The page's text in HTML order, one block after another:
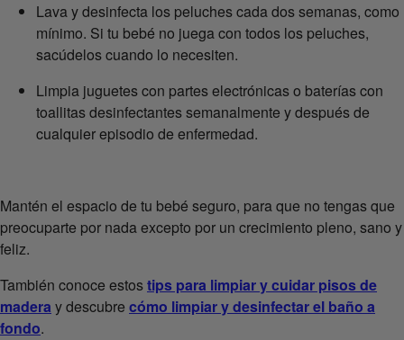
Lava y desinfecta los peluches cada dos semanas, como
mínimo. Si tu bebé no juega con todos los peluches,
sacúdelos cuando lo necesiten.
Limpia juguetes con partes electrónicas o baterías con
toallitas desinfectantes semanalmente y después de
cualquier episodio de enfermedad.
Mantén el espacio de tu bebé seguro, para que no tengas que
preocuparte por nada excepto por un crecimiento pleno, sano y
feliz.
También conoce estostips para limpiar y cuidar pisos de
madera y descubre cómo limpiar y desinfectar el baño a
fondo.